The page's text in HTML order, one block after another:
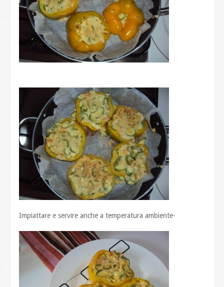
Impiattare e servire anche a temperatura ambiente-